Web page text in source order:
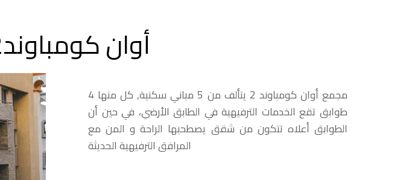
أوان كومباوند2
مجمع أوان كومباوند 2 يتألف من 5 مباني سكنية, كل منها 4
طوابق تقع الخدمات الترفيهية في الطابق الأرضي، في حين أن
الطوابق أعلاه تتكون من شقق يصطحبها الراحة و المن مع
المرافق الترفيهية الحديثة